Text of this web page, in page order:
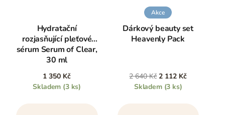
Hydratační
rozjasňující pleťové
sérum Serum of Clear,
30 ml
1 350 Kč
Skladem (3 ks)
Akce
Dárkový beauty set
Heavenly Pack
2 640 Kč 2 112 Kč
Skladem (3 ks)